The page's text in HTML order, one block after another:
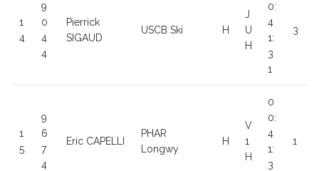
1
4
9
0
4
4
Pierrick
SIGAUD
USCB Ski H
J
U
H
0:
4
1:
3
1
3
1
5
9
6
7
4
Eric CAPELLI
PHAR
Longwy
H
V
1
H
0
0:
4
1:
3
1